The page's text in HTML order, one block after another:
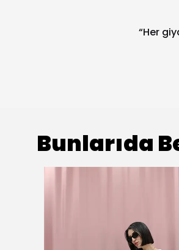
“Her
Bunlarıda